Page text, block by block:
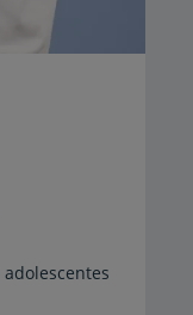
adolescentes